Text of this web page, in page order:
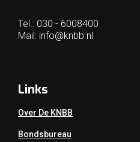
Tel.: 030 - 6008400
Mail: info@knbb.nl
Links
Over De KNBB
Bondsbureau